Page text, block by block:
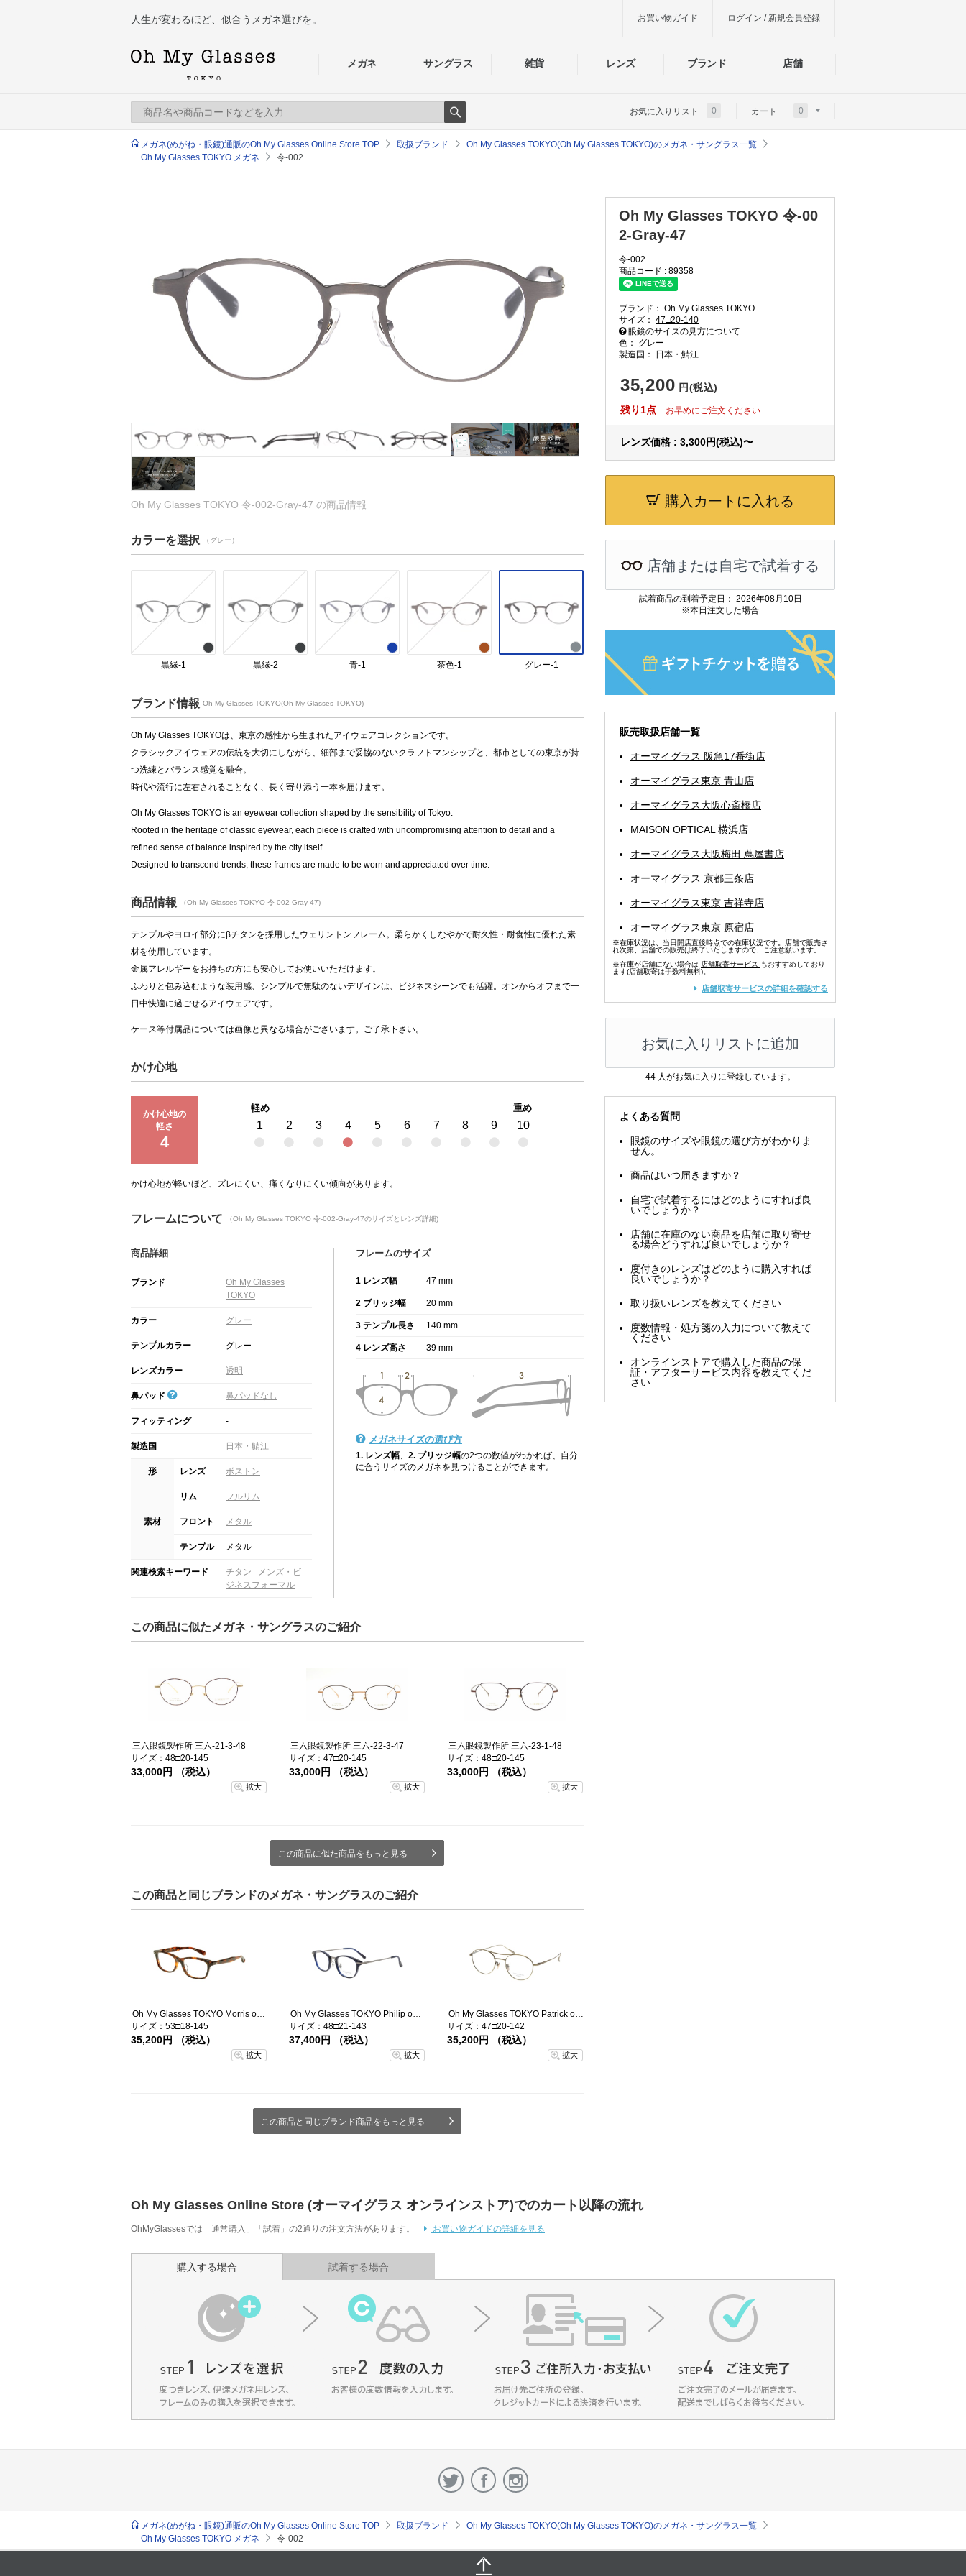
メガネ サングラス 雑貨 レンズ ブランド 店舗
人生が変わるほど、似合うメガネ選びを。 お買い物ガイド ログイン / 新規会員登録
Search
お気に入りリスト 0 カート 0
メガネ(めがね・眼鏡)通販のOh My Glasses Online Store TOP 取扱ブランド
Oh My Glasses TOKYO(Oh My Glasses TOKYO)のメガネ・サングラス一覧
Oh My Glasses TOKYO メガネ
令-002
Oh My Glasses TOKYO 令-00
2-Gray-47
令-002
商品コード : 89358
ブランド： Oh My Glasses TOKYO
サイズ： 47□20-140
眼鏡のサイズの見方について
色： グレー
製造国：
日本・鯖江
Oh My Glasses TOKYO 令-002-Gray-47 の商品情報
カラーを選択 （グレー）
黒縁-1 黒縁-2 青-1 茶色-1 グレー-1
ブランド情報 Oh My Glasses TOKYO(Oh My Glasses TOKYO)
Oh My Glasses TOKYOは、東京の感性から生まれたアイウェアコレクションです。
クラシックアイウェアの伝統を大切にしながら、細部まで妥協のないクラフトマンシップと、都市としての東京が持
つ洗練とバランス感覚を融合。
時代や流行に左右されることなく、長く寄り添う一本を届けます。
Oh My Glasses TOKYO is an eyewear collection shaped by the sensibility of Tokyo.
Rooted in the heritage of classic eyewear, each piece is crafted with uncompromising attention to detail and a
refined sense of balance inspired by the city itself.
Designed to transcend trends, these frames are made to be worn and appreciated over time.
商品情報 （Oh My Glasses TOKYO 令-002-Gray-47)
テンプルやヨロイ部分にβチタンを採用したウェリントンフレーム。柔らかくしなやかで耐久性・耐食性に優れた素
材を使用しています。
金属アレルギーをお持ちの方にも安心してお使いいただけます。
ふわりと包み込むような装用感、シンプルで無駄のないデザインは、ビジネスシーンでも活躍。オンからオフまで一
日中快適に過ごせるアイウェアです。
ケース等付属品については画像と異なる場合がございます。ご了承下さい。
かけ心地
かけ心地の
軽さ
4
軽め 重め
1 2 3 4 5 6 7 8 9 10
かけ心地が軽いほど、ズレにくい、痛くなりにくい傾向があります。
フレームについて （Oh My Glasses TOKYO 令-002-Gray-47のサイズとレンズ詳細)
商品詳細
ブランド
Oh My Glasses
TOKYO
カラー グレー
テンプルカラー グレー
レンズカラー 透明
鼻パッド 鼻パッドなし
フィッティング -
製造国 日本・鯖江
形 レンズ ボストン
リム フルリム
素材 フロント メタル
テンプル メタル
関連検索キーワード チタン
メンズ・ビ
ジネスフォーマル
フレームのサイズ
1 レンズ幅 47 mm
2 ブリッジ幅 20 mm
3 テンプル長さ 140 mm
4 レンズ高さ 39 mm
メガネサイズの選び方
1. レンズ幅 2. ブリッジ幅の2つの数値がわかれば、自分
に合うサイズのメガネを見つけることができます。
この商品に似たメガネ・サングラスのご紹介
三六眼鏡製作所 三六-21-3-48
サイズ：48□20-145
33,000円 （税込）
拡大
三六眼鏡製作所 三六-22-3-47
サイズ：47□20-145
33,000円 （税込）
拡大
三六眼鏡製作所 三六-23-1-48
サイズ：48□20-145
33,000円 （税込）
拡大
この商品に似た商品をもっと見る
この商品と同じブランドのメガネ・サングラスのご紹介
Oh My Glasses TOKYO Morris omg-048-2-53
サイズ：53□18-145
35,200円 （税込）
拡大
Oh My Glasses TOKYO Philip omg-054 6-48
サイズ：48□21-143
37,400円 （税込）
拡大
Oh My Glasses TOKYO Patrick omg-087-2-47
サイズ：47□20-142
35,200円 （税込）
拡大
この商品と同じブランド商品をもっと見る
35,200 円(税込)
残り1点
お早めにご注文ください
レンズ価格 : 3,300円(税込)〜
購入カートに入れる
店舗または自宅で試着する
試着商品の到着予定日： 2026年08月10日
※本日注文した場合
販売取扱店舗一覧
オーマイグラス 阪急17番街店
オーマイグラス東京 青山店
オーマイグラス大阪心斎橋店
MAISON OPTICAL 横浜店
オーマイグラス大阪梅田 蔦屋書店
オーマイグラス 京都三条店
オーマイグラス東京 吉祥寺店
オーマイグラス東京 原宿店
※在庫状況は、当日開店直後時点での在庫状況です。店舗で販売さ
れ次第、店舗での販売は終了いたしますので、ご注意願います。
※在庫が店舗にない場合は 店舗取寄サービス
もおすすめしており
ます(店舗取寄は手数料無料)。
店舗取寄サービスの詳細を確認する
お気に入りリストに追加
44人がお気に入りに登録しています。
よくある質問
眼鏡のサイズや眼鏡の選び方がわかりま
せん。
商品はいつ届きますか？
自宅で試着するにはどのようにすれば良
いでしょうか？
店舗に在庫のない商品を店舗に取り寄せ
る場合どうすれば良いでしょうか？
度付きのレンズはどのように購入すれば
良いでしょうか？
取り扱いレンズを教えてください
度数情報・処方箋の入力について教えて
ください
オンラインストアで購入した商品の保
証・アフターサービス内容を教えてくだ
さい
Oh My Glasses Online Store (オーマイグラス オンラインストア)でのカート以降の流れ
OhMyGlassesでは「通常購入」「試着」の2通りの注文方法があります。 お買い物ガイドの詳細を見る
購入する場合 試着する場合
メガネ(めがね・眼鏡)通販のOh My Glasses Online Store TOP 取扱ブランド
Oh My Glasses TOKYO(Oh My Glasses TOKYO)のメガネ・サングラス一覧
Oh My Glasses TOKYO メガネ
令-002